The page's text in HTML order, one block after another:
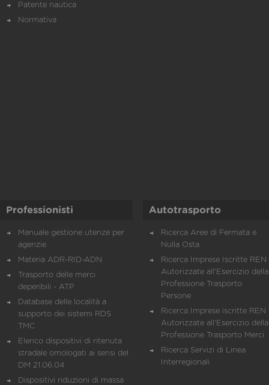
Patente nautica
Normativa
Professionisti
Manuale gestione utenze per
agenzie
Materia ADR-RID-ADN
Trasporto delle merci
deperibili - ATP
Database delle località a
supporto dei sistemi RDS
TMC
Elenco dispositivi di ritenuta
stradale omologati ai sensi del
DM 21.06.04
Dispositivi riduzioni di massa
Autotrasporto
Ricerca Aree di Fermata e
Nulla Osta
Ricerca Imprese Iscritte REN
Autorizzate all'Esercizio della
Professione Trasporto
Persone
Ricerca Imprese iscritte REN
Autorizzate all'Esercizio della
Professione Trasporto Merci
Ricerca Servizi di Linea
Interregionali